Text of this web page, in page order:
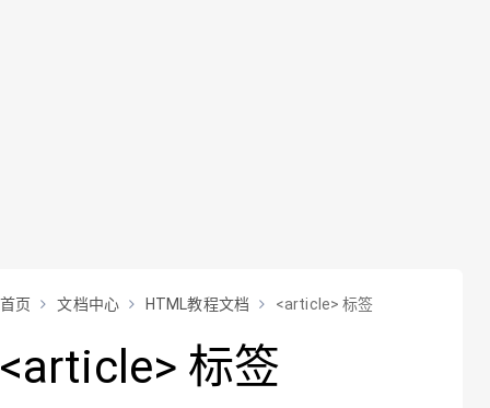
首页 文档中心 HTML教程文档 <article> 标签
<article> 标签